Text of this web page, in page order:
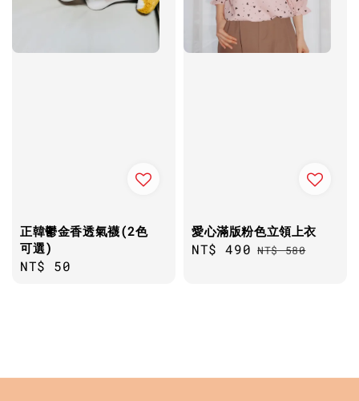
正韓鬱金香透氣襪(2色
可選)
Regular
NT$ 50
愛心滿版粉色立領上衣
Sale
NT$ 490 Regular
NT$ 580